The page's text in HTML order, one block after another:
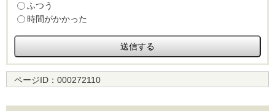
ふつう
時間がかかった
ページID： 000272110